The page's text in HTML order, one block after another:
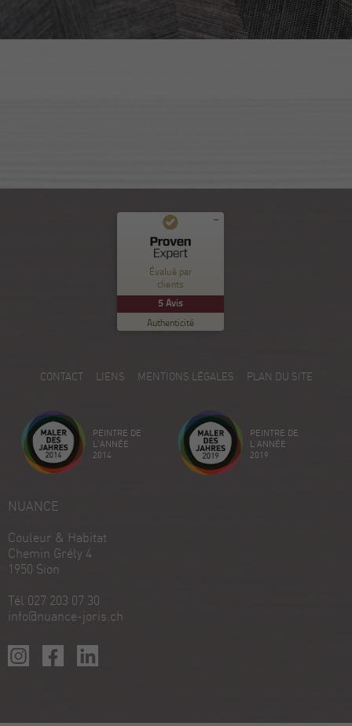
Évalué par
clients
5Avis
Authenticité
Commentaires et expériences des clients pour
Nuance Sion
100
%
Recommandé sur
ProvenExpert.com
EXCELLENT
5.00
/
5
Créez votre propre sceau maintenant
18/12/2025
Voir le profil
CONTACT LIENS MENTIONS LÉGALES PLAN DU SITE
PEINTRE DE
L'ANNÉE
2014
PEINTRE DE
L'ANNÉE
2019
NUANCE
Couleur & Habitat
Chemin Grély 4
1950 Sion
Tél 027 203 07 30
info@nuance-joris.ch